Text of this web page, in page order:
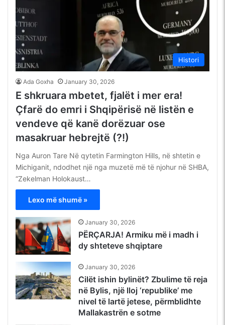
Histori
Ada Goxha January 30, 2026
E shkruara mbetet, fjalët i mer era!
Çfarë do emri i Shqipërisë në listën e
vendeve që kanë dorëzuar ose
masakruar hebrejtë (?!)
Nga Auron Tare Në qytetin Farmington Hills, në shtetin e
Michiganit, ndodhet një nga muzetë më të njohur në SHBA,
“Zekelman Holokaust…
Lexo më shumë »
January 30, 2026
PËRÇARJA! Armiku më i madh i
dy shteteve shqiptare
January 30, 2026
Cilët ishin bylinët? Zbulime të reja
në Bylis, një lloj ‘republike’ me
nivel të lartë jetese, përmblidhte
Mallakastrën e sotme